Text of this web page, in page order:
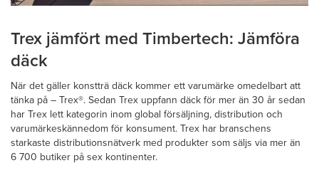
Trex jämfört med Timbertech: Jämföra
däck
När det gäller konstträ däck kommer ett varumärke omedelbart att
tänka på – Trex®. Sedan Trex uppfann däck för mer än 30 år sedan
har Trex lett kategorin inom global försäljning, distribution och
varumärkeskännedom för konsument. Trex har branschens
starkaste distributionsnätverk med produkter som säljs via mer än
6 700 butiker på sex kontinenter.